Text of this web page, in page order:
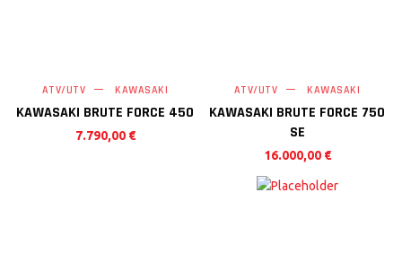
KAWASAKI BRUTE FORCE 450
ATV/UTV KAWASAKI
7.790,00 €
KAWASAKI BRUTE FORCE 750
SE
ATV/UTV KAWASAKI
16.000,00 €